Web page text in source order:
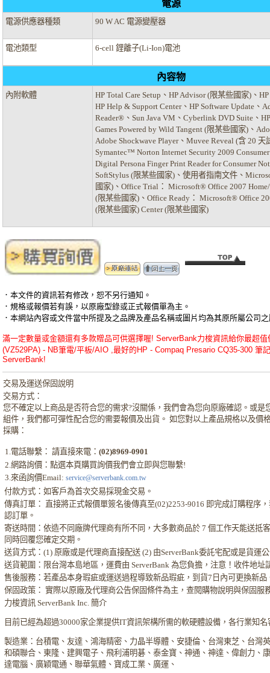
電源
電源供應器種類 90 W AC 電源變壓器
電池類型 6-cell 鋰離子(Li-Ion)電池
內容物
內附軟體
HP Total Care Setup、HP Advisor (限某些國家)、
HP Help & Support Center、HP Software Update、
Reader®、Sun Java VM、Cyberlink DVD Suite、
Games Powered by Wild Tangent (限某些國家)、
Adobe Shockwave Player、Muvee Reveal (含 20
Symantec™ Norton Internet Security 2009
Digital Persona Finger Print Reader for Consumer
SoftStylus (限某些國家)、使用者指南文件、
國家)、Office Trial： Microsoft® Office 2007
(限某些國家)、Office Ready： Microsoft® Office
(限某些國家) Center (限某些國家)
．本文件的資訊若有修改，恕不另行通知。
．規格或報價若有誤，以原廠型錄或正式報價單為主。
．本網站內容或文件當中所提及之品牌及產品名稱或圖片均為其原所屬公司
滿一定數量或金額還有多款贈品可供選擇喔! ServerBank力梭資訊給你最超
(VZ529PA) - NB筆電/平板/AIO ,最好的HP - Compaq Presario CQ35-300 筆
ServerBank!
交易及運送保固說明
交易方式：
您不確定以上商品是否符合您的需求?沒關係，我們會為您向原廠確認。或是
組件，我們都可彈性配合您的需要報價及出貨。 如您對以上產品規格以及價
採購：
1.電話聯繫： 請直接來電：(02)8969-0901
2.網路詢價：點選本頁購買詢價我們會立即與您聯繫!
3.來函詢價Email: service@serverbank.com.tw
付款方式：如客戶為首次交易採現金交易。
傳真訂單： 直接將正式報價單簽名後傳真至(02)2253-9016 即完成訂購程序
認訂單。
寄送時間：依造不同廠牌代理商有所不同，大多數商品於 7 個工作天能送抵
同時回覆您確定交期。
送貨方式：(1) 原廠或是代理商直接配送 (2) 由ServerBank委託宅配或是貨運
送貨範圍：限台灣本島地區，運費由 ServerBank 為您負擔，注意！收件地址
售後服務：若產品本身瑕疵或運送過程導致新品瑕疵，到貨7日內可更換新品
保固政策： 實際以原廠及代理商公告保固條件為主，查閱購物說明與保固服
力梭資訊 ServerBank Inc. 簡介
目前已經為超過30000家企業提供IT資訊架構所需的軟硬體設備，各行業知名
製造業：台積電、友達、鴻海精密、力晶半導體、安捷倫、台灣東芝、台灣
和碩聯合、東隆、建興電子、飛利浦明碁、泰金寶、神通、神達、偉創力、
達電腦、廣穎電通、聯華氣體、寶成工業、廣運、